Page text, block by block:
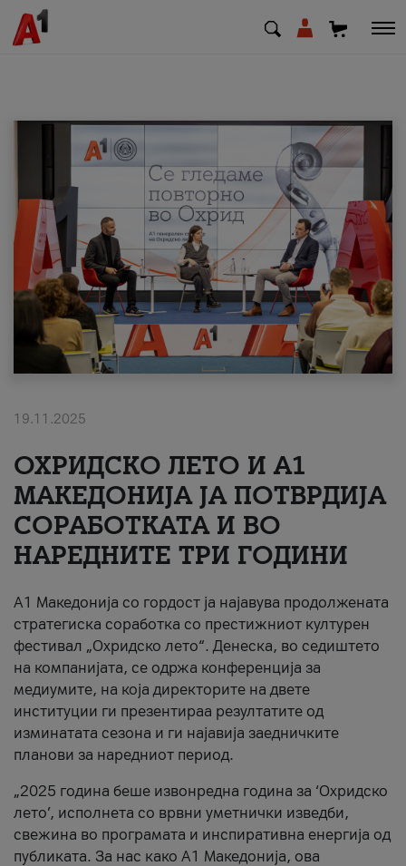
МК SQ
Приватни Деловни
Поддршка
Надополни кредит
#ПодобарОнлајн
19.11.2025
ОХРИДСКО ЛЕТО И A1
МАКЕДОНИЈА ЈА ПОТВРДИЈА
СОРАБОТКАТА И ВО
НАРЕДНИТЕ ТРИ ГОДИНИ
A1 Македонија со гордост ја најавува продолжената
стратегиска соработка со престижниот културен
фестивал „Охридско лето“. Денеска, во седиштето
на компанијата, се одржа конференција за
медиумите, на која директорите на двете
институции ги презентираа резултатите од
изминатата сезона и ги најавија заедничките
планови за наредниот период.
„2025 година беше извонредна година за ‘Охридско
лето’, исполнета со врвни уметнички изведби,
свежина во програмата и инспиративна енергија од
публиката. За нас како A1 Македонија, ова